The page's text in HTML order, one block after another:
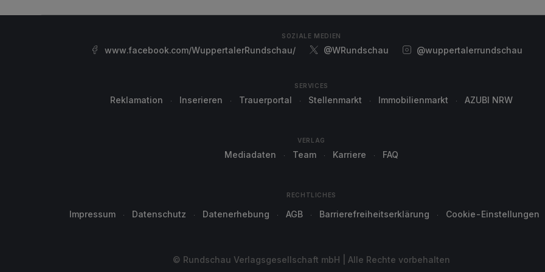
SOZIALE MEDIEN
www.facebook.com/WuppertalerRundschau/ @WRundschau @wuppertalerrundschau
SERVICES
Reklamation Inserieren Trauerportal Stellenmarkt Immobilienmarkt AZUBI NRW
VERLAG
Mediadaten Team Karriere FAQ
RECHTLICHES
Impressum Datenschutz Datenerhebung AGB Barrierefreiheitserklärung Cookie-Einstellungen
© Rundschau Verlagsgesellschaft mbH | Alle Rechte vorbehalten